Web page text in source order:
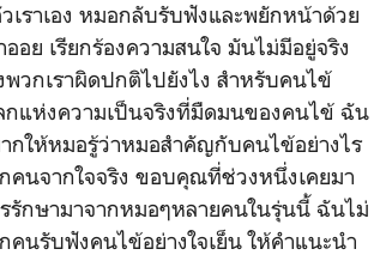
เราเอง หมอกลับรับฟังและพยักหน้าด้วย
อย เรียกร้องความสนใจ มันไม่มีอยู่จริง
วกเราผิดปกติไปยังไง สำหรับคนไข้
กแห่งความเป็นจริงที่มืดมนของคนไข้ ฉัน
ให้หมอรู้ว่าหมอสำคัญกับคนไข้อย่างไร
นจากใจจริง ขอบคุณที่ช่วงหนึ่งเคยมา
รักษามาจากหมอๆหลายคนในรุ่นนี้ ฉันไม่
นรับฟังคนไข้อย่างใจเย็น ให้คำแนะนำ